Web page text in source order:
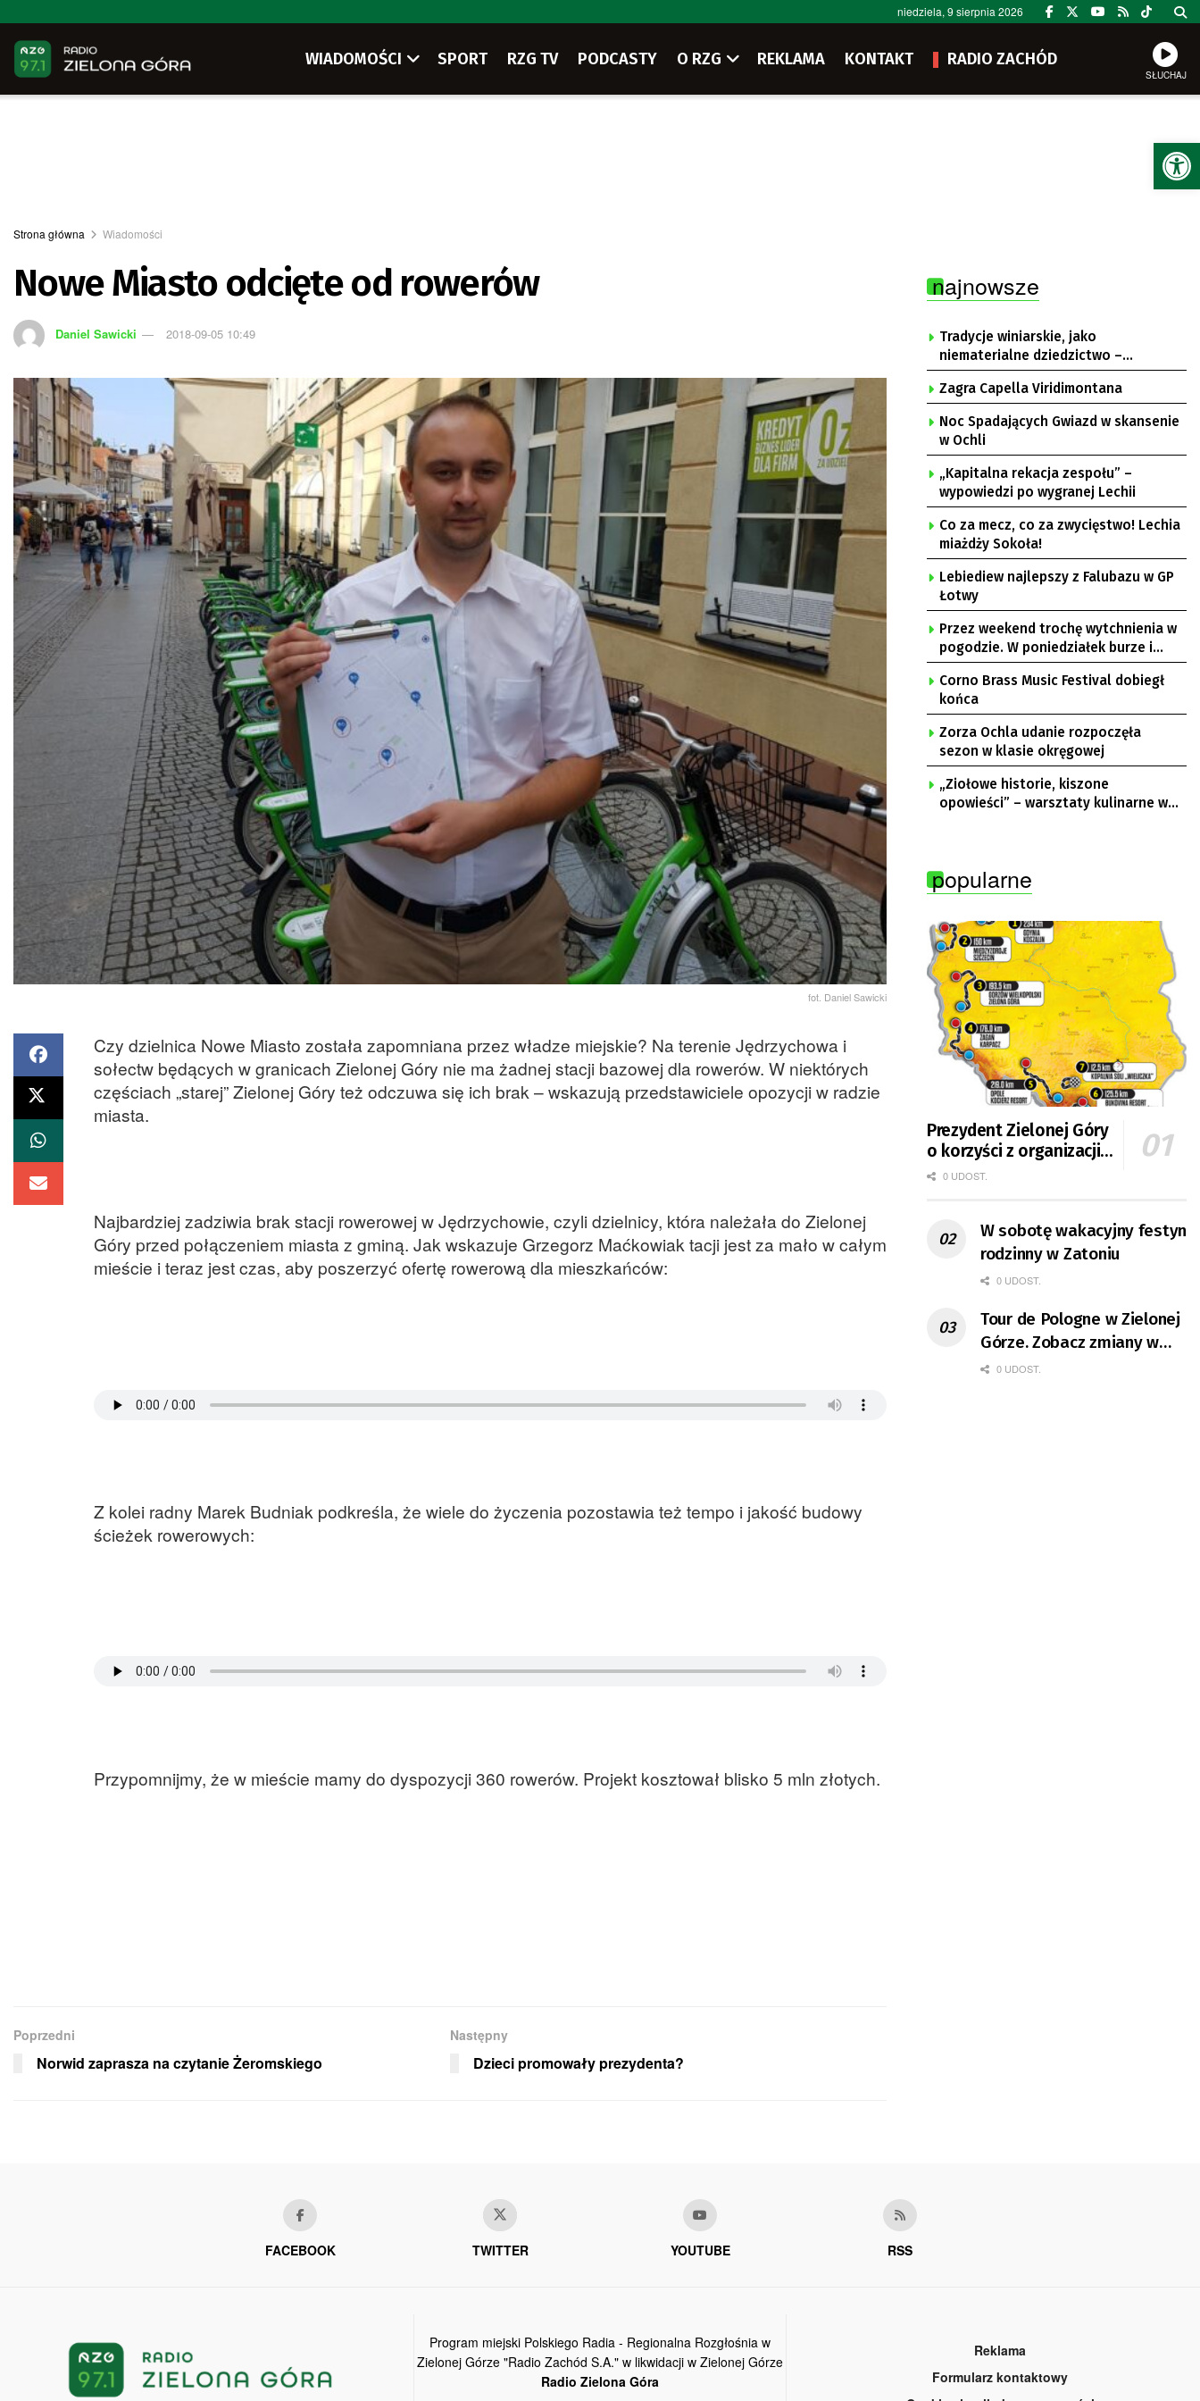
niedziela, 9 sierpnia 2026
WIADOMOŚCI SPORT RZG TV PODCASTY O RZG REKLAMA KONTAKT RADIO ZACHÓD
SŁUCHAJ
Strona główna Wiadomości
Nowe Miasto odcięte od rowerów
Daniel Sawicki 2018-09-05 10:49
fot. Daniel Sawicki
Czy dzielnica Nowe Miasto została zapomniana przez władze miejskie? Na terenie Jędrzychowa i
sołectw będących w granicach Zielonej Góry nie ma żadnej stacji bazowej dla rowerów. W niektórych
częściach „starej” Zielonej Góry też odczuwa się ich brak – wskazują przedstawiciele opozycji w radzie
miasta.
Najbardziej zadziwia brak stacji rowerowej w Jędrzychowie, czyli dzielnicy, która należała do Zielonej
Góry przed połączeniem miasta z gminą. Jak wskazuje Grzegorz Maćkowiak tacji jest za mało w całym
mieście i teraz jest czas, aby poszerzyć ofertę rowerową dla mieszkańców:
Z kolei radny Marek Budniak podkreśla, że wiele do życzenia pozostawia też tempo i jakość budowy
ścieżek rowerowych:
Przypomnijmy, że w mieście mamy do dyspozycji 360 rowerów. Projekt kosztował blisko 5 mln złotych.
Poprzedni
Norwid zaprasza na czytanie Żeromskiego
Następny
Dzieci promowały prezydenta?
najnowsze
Tradycje winiarskie, jako
niematerialne dziedzictwo –
konsultacje i projekt
Zagra Capella Viridimontana
Noc Spadających Gwiazd w skansenie
w Ochli
„Kapitalna rekacja zespołu” –
wypowiedzi po wygranej Lechii
Co za mecz, co za zwycięstwo! Lechia
miażdży Sokoła!
Lebiediew najlepszy z Falubazu w GP
Łotwy
Przez weekend trochę wytchnienia w
pogodzie. W poniedziałek burze i
upał
Corno Brass Music Festival dobiegł
końca
Zorza Ochla udanie rozpoczęła
sezon w klasie okręgowej
„Ziołowe historie, kiszone
opowieści” – warsztaty kulinarne w
popularne
Prezydent Zielonej Góry
o korzyści z organizacji
mety Tour de Pologne
0 UDOST.
W sobotę wakacyjny festyn
rodzinny w Zatoniu
0 UDOST.
Tour de Pologne w Zielonej
Górze. Zobacz zmiany w
organizacji ruchu
0 UDOST.
FACEBOOK TWITTER YOUTUBE RSS
Program miejski Polskiego Radia - Regionalna Rozgłośnia w
Zielonej Górze "Radio Zachód S.A." w likwidacji w Zielonej Górze
Radio Zielona Góra
Reklama
Formularz kontaktowy